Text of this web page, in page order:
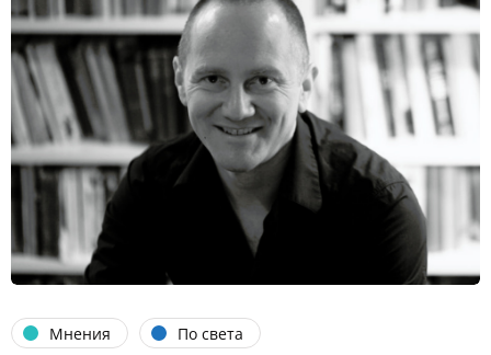
Мнения По света